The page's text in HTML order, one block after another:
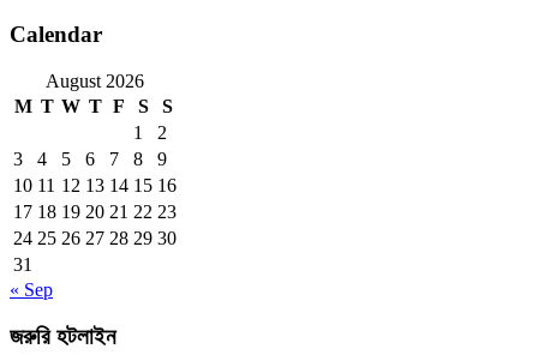
Calendar
August 2026
M T W T F S
S
1
2
3
4 5 6 7 8
9
10 11 12 13 14 15 16
17 18 19 20 21 22 23
24 25 26 27 28 29 30
31
« Sep
জরুরি হটলাইন